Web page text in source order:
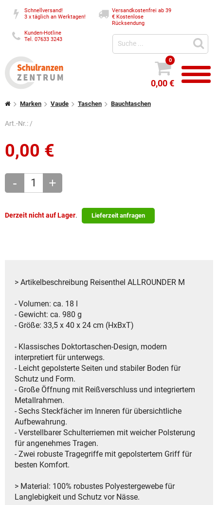
Schnellversand!
3 x täglich an Werktagen!
Versandkostenfrei ab 39
€Kostenlose
Rücksendung
Kunden-Hotline
Tel. 07633 3243
0
0,00 €
Marken Vaude Taschen Bauchtaschen
Art.-Nr.:/
0,00 €
- +
Derzeit nicht auf Lager. Lieferzeit anfragen
> Artikelbeschreibung Reisenthel ALLROUNDER M
- Volumen: ca. 18 l
- Gewicht: ca. 980 g
- Größe: 33,5 x 40 x 24 cm (HxBxT)
- Klassisches Doktortaschen-Design, modern
interpretiert für unterwegs.
- Leicht gepolsterte Seiten und stabiler Boden für
Schutz und Form.
- Große Öffnung mit Reißverschluss und integriertem
Metallrahmen.
- Sechs Steckfächer im Inneren für übersichtliche
Aufbewahrung.
- Verstellbarer Schulterriemen mit weicher Polsterung
für angenehmes Tragen.
- Zwei robuste Tragegriffe mit gepolstertem Griff für
besten Komfort.
> Material: 100% robustes Polyestergewebe für
Langlebigkeit und Schutz vor Nässe.